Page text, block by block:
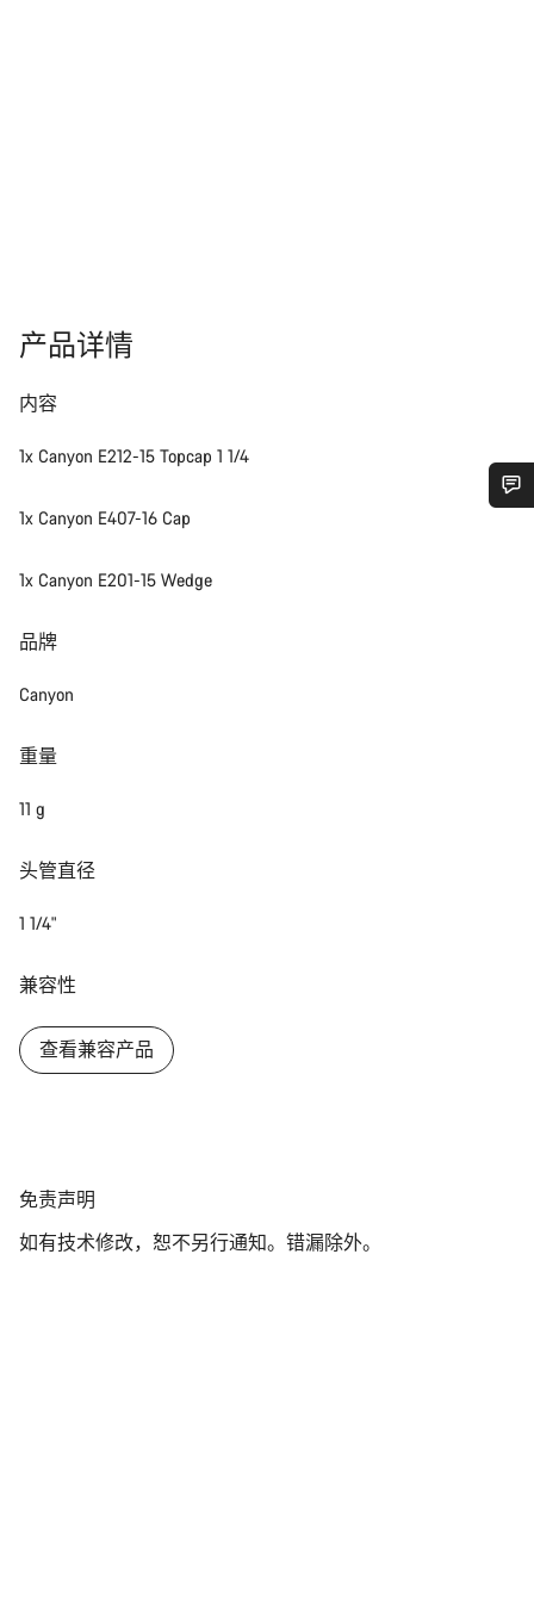
产品详情
内容
1x Canyon E212-15 Topcap 1 1/4
1x Canyon E407-16 Cap
1x Canyon E201-15 Wedge
品牌
Canyon
重量
11 g
头管直径
1 1/4"
兼容性
查看兼容产品
免
声
免责声明
如有技术修改，恕不另行通知。错漏除外。
您需要帮助吗？
我们的客户支持专家正在等待为您答疑解惑。